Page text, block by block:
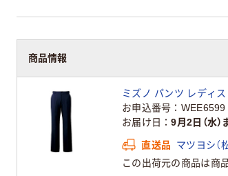
商品情報
ミズノ パンツ レディス
お申込番号
WEE6599
お届け日
9月2日（水）
直送品
マツヨシ（
この出荷元の商品は商